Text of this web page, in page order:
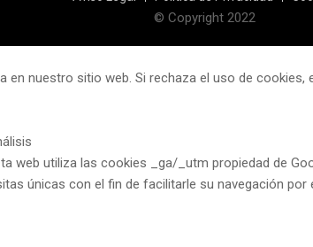
© Copyright 2022
nuestro sitio web. Si rechaza el uso de
web utiliza las cookies _ga/_utm propiedad de
únicas con el fin de facilitarle su navegación por